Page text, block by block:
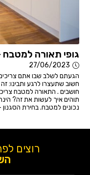
גופי תאורה למטבח
27/06/2023
הגעתם לשלב שבו אתם
חשוב שתעצרו לרגע ותבינו:
חושבים . התאורה למטבח
תוהים איך לעשות את זה?
נכונים למטבח. בחירת
רוצים